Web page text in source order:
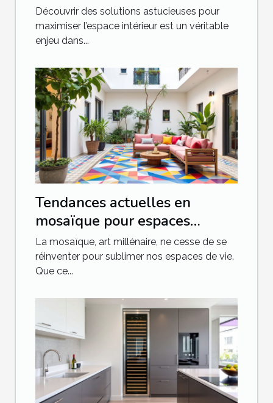
optimiser l'espace chez soi
Découvrir des solutions astucieuses pour
maximiser l’espace intérieur est un véritable
enjeu dans...
Tendances actuelles en
mosaïque pour espaces
intérieurs et extérieurs
La mosaïque, art millénaire, ne cesse de se
réinventer pour sublimer nos espaces de vie.
Que ce...